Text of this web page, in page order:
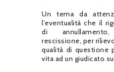
Un tema da
l’eventualità che il
di
rescissione, per
qualità di questione
vita ad un giudicato